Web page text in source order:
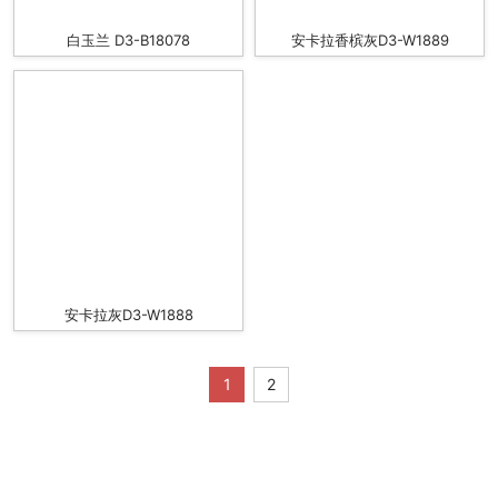
白玉兰 D3-B18078 安卡拉香槟灰D3-W1889
安卡拉灰D3-W1888
1 2